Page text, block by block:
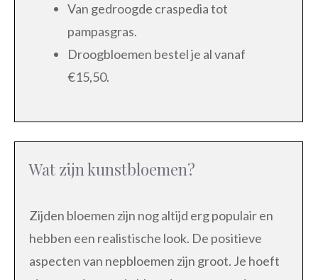
Van gedroogde craspedia tot
pampasgras.
Droogbloemen bestel je al vanaf
€15,50.
Wat zijn kunstbloemen?
Zijden bloemen zijn nog altijd erg populair en
hebben een realistische look. De positieve
aspecten van nepbloemen zijn groot. Je hoeft